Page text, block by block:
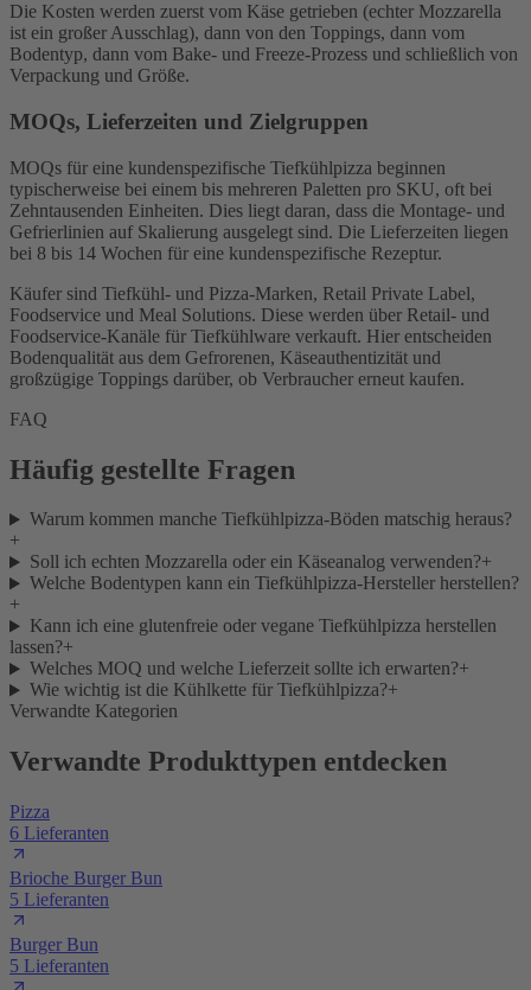
Die Kosten werden zuerst vom Käse getrieben (echter Mozzarella
ist ein großer Ausschlag), dann von den Toppings, dann vom
Bodentyp, dann vom Bake- und Freeze-Prozess und schließlich von
Verpackung und Größe.
MOQs, Lieferzeiten und Zielgruppen
MOQs für eine kundenspezifische Tiefkühlpizza beginnen
typischerweise bei einem bis mehreren Paletten pro SKU, oft bei
Zehntausenden Einheiten. Dies liegt daran, dass die Montage- und
Gefrierlinien auf Skalierung ausgelegt sind. Die Lieferzeiten liegen
bei 8 bis 14 Wochen für eine kundenspezifische Rezeptur.
Käufer sind Tiefkühl- und Pizza-Marken, Retail Private Label,
Foodservice und Meal Solutions. Diese werden über Retail- und
Foodservice-Kanäle für Tiefkühlware verkauft. Hier entscheiden
Bodenqualität aus dem Gefrorenen, Käseauthentizität und
großzügige Toppings darüber, ob Verbraucher erneut kaufen.
FAQ
Häufig gestellte Fragen
Warum kommen manche Tiefkühlpizza-Böden matschig heraus?
+
Soll ich echten Mozzarella oder ein Käseanalog verwenden?+
Welche Bodentypen kann ein Tiefkühlpizza-Hersteller herstellen?
+
Kann ich eine glutenfreie oder vegane Tiefkühlpizza herstellen
lassen?+
Welches MOQ und welche Lieferzeit sollte ich erwarten?+
Wie wichtig ist die Kühlkette für Tiefkühlpizza?+
Verwandte Kategorien
Verwandte Produkttypen entdecken
Pizza
6 Lieferanten
Brioche Burger Bun
5 Lieferanten
Burger Bun
5 Lieferanten